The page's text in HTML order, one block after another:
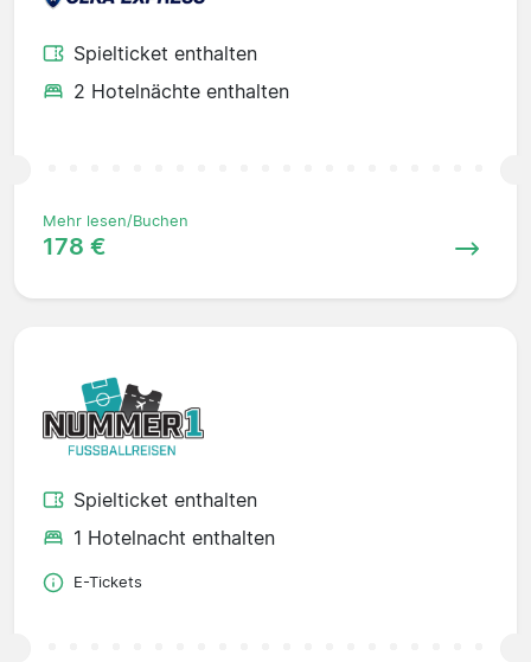
Spielticket enthalten
2 Hotelnächte enthalten
Mehr lesen/Buchen
178 €
Spielticket enthalten
1 Hotelnacht enthalten
E-Tickets